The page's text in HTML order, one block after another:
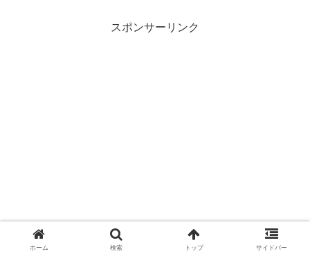
スポンサーリンク
ホーム 検索 トップ サイドバー